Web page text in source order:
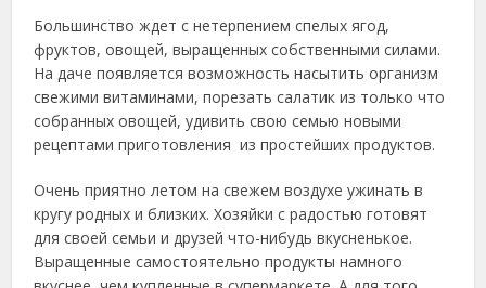
Большинство ждет с нетерпением спелых ягод,
фруктов, овощей, выращенных собственными силами.
На даче появляется возможность насытить организм
свежими витаминами, порезать салатик из только что
собранных овощей, удивить свою семью новыми
рецептами приготовления из простейших продуктов.
Очень приятно летом на свежем воздухе ужинать в
кругу родных и близких. Хозяйки с радостью готовят
для своей семьи и друзей что-нибудь вкусненькое.
Выращенные самостоятельно продукты намного